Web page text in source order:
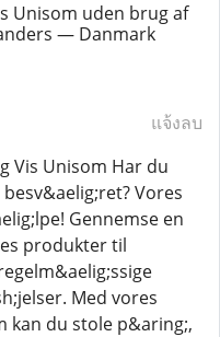
Unisom uden brug af
— Danmark
แจ้งลบ
Vis Unisom Har du
Vores
Gennemse en
produkter til
Med vores
kan du stole p&aring;,